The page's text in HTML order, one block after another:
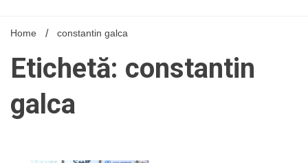
Home constantin galca
Etichetă: constantin
galca